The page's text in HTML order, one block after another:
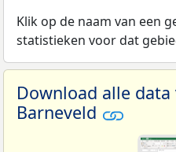
Klik op de naam van een
statistieken voor dat
Download alle
Barneveld